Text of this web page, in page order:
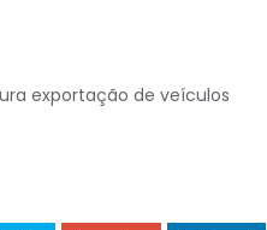
exportação de veículos